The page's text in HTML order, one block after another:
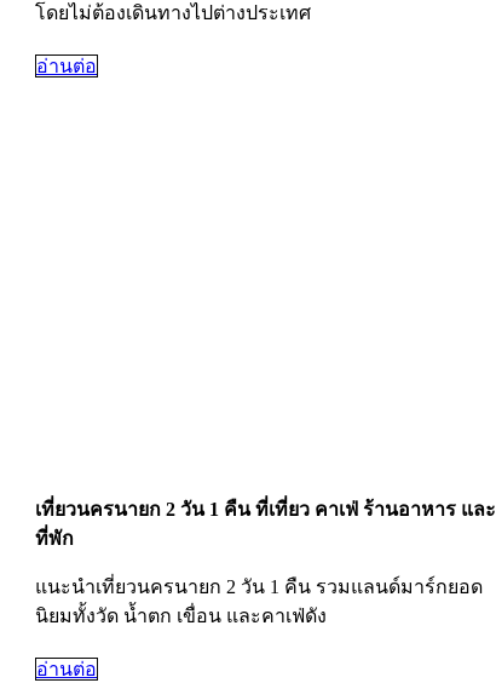
โดยไม่ต้องเดินทางไปต่างประเทศ
อ่านต่อ
เที่ยวนครนายก 2 วัน 1 คืน ที่เที่ยว คาเฟ่ ร้านอาหาร และ
ที่พัก
แนะนำเที่ยวนครนายก 2 วัน 1 คืน รวมแลนด์มาร์กยอด
นิยมทั้งวัด น้ำตก เขื่อน และคาเฟ่ดัง
อ่านต่อ